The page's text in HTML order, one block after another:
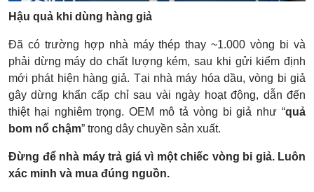
Hậu quả khi dùng hàng giả
Đã có trường hợp nhà máy thép thay ~1.000 vòng bi và
phải dừng máy do chất lượng kém, sau khi gửi kiểm định
mới phát hiện hàng giả. Tại nhà máy hóa dầu, vòng bi giả
gây dừng khẩn cấp chỉ sau vài ngày hoạt động, dẫn đến
thiệt hại nghiêm trọng. OEM mô tả vòng bi giả như “quả
bom nổ chậm” trong dây chuyền sản xuất.
Đừng để nhà máy trả giá vì một chiếc vòng bi giả. Luôn
xác minh và mua đúng nguồn.